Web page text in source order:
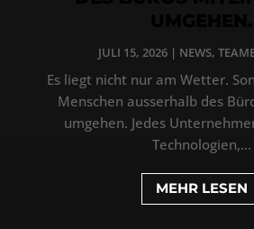
JULI 15, 2026| NEWS,
Es liegt nicht nur am Wetter.
Menschen ausserhalb des
umgehen. Jedes
Technologien,...
MEHR LESEN